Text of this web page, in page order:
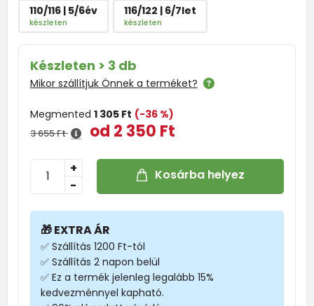
110/116 | 5/6év
készleten
116/122 | 6/7let
készleten
Készleten > 3 db
Mikor szállítjuk Önnek a terméket?
Megmented 1 305 Ft (-36 %)
3 655 Ft od 2 350 Ft
-
+ Kosárba helyez
🎁 EXTRA ÁR
✅ Szállítás 1200 Ft-tól
✅ Szállítás 2 napon belül
✅ Ez a termék jelenleg legalább 15%
kedvezménnyel kapható.